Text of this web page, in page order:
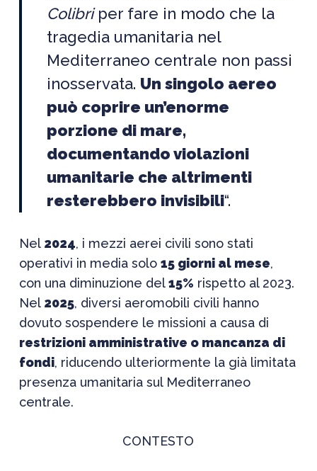
Colibriper fare in modo che la
tragedia umanitaria nel
Mediterraneo centrale non passi
inosservata. Un singolo aereo
può coprire un’enorme
porzione di mare,
documentando violazioni
umanitarie che altrimenti
resterebbero invisibili“.
Nel 2024, i mezzi aerei civili sono stati
operativi in media solo 15 giorni al mese,
con una diminuzione del15% rispetto al 2023.
Nel 2025, diversi aeromobili civili hanno
dovuto sospendere le missioni a causa di
restrizioni amministrative o mancanza di
fondi, riducendo ulteriormente la già limitata
presenza umanitaria sul Mediterraneo
centrale.
CONTESTO